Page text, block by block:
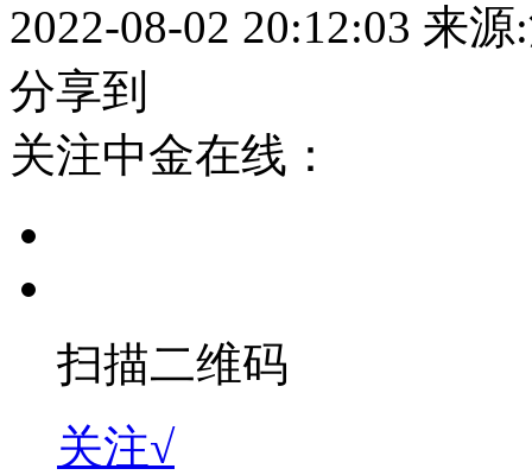
2022-08-02 20:12:03 来源
分享到
关注中金在线：
扫描二维码
关注√